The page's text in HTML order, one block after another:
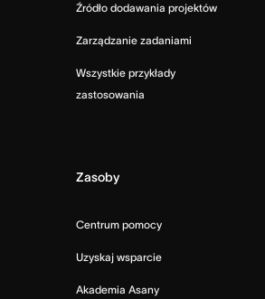
Źródło dodawania projektów
Zarządzanie zadaniami
Wszystkie przykłady
zastosowania
Zasoby
Centrum pomocy
Uzyskaj wsparcie
Akademia Asany